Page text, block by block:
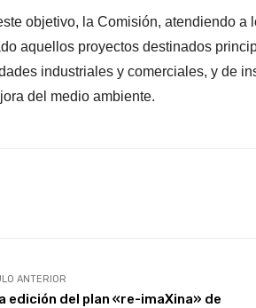
objetivo, la Comisión, atendiendo a
aquellos proyectos destinados
industriales y comerciales, y de
del medio ambiente.
ANTERIOR
edición del plan «re-imaXina» de